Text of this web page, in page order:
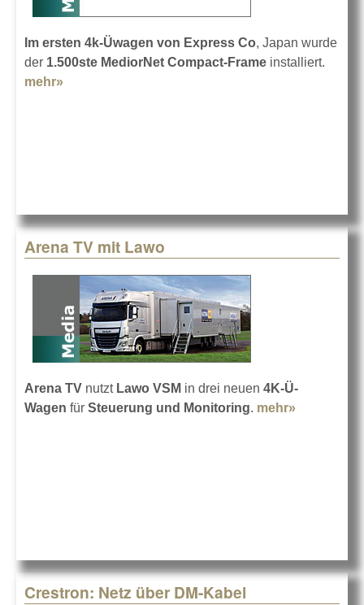
Im ersten 4k-Üwagen von Express Co, Japan wurde
der 1.500ste MediorNet Compact-Frame installiert.
mehr»
Arena TV mit Lawo
Arena TV nutzt Lawo VSM in drei neuen 4K-Ü-
Wagen für Steuerung und Monitoring. mehr»
Crestron: Netz über DM-Kabel